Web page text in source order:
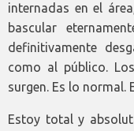
internadas en el
bascular
definitivamente
como al público.
surgen. Es lo normal.
Estoy total y